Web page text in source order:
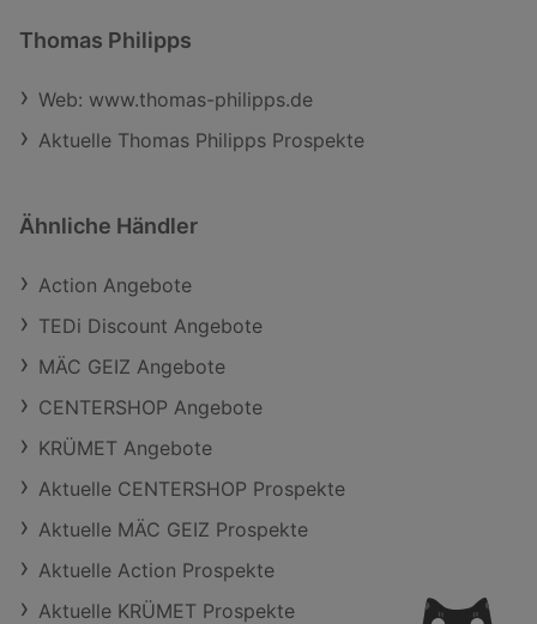
Thomas Philipps
Web: www.thomas-philipps.de
Aktuelle Thomas Philipps Prospekte
Ähnliche Händler
Action Angebote
TEDi Discount Angebote
MÄC GEIZ Angebote
CENTERSHOP Angebote
KRÜMET Angebote
Aktuelle CENTERSHOP Prospekte
Aktuelle MÄC GEIZ Prospekte
Aktuelle Action Prospekte
Aktuelle KRÜMET Prospekte